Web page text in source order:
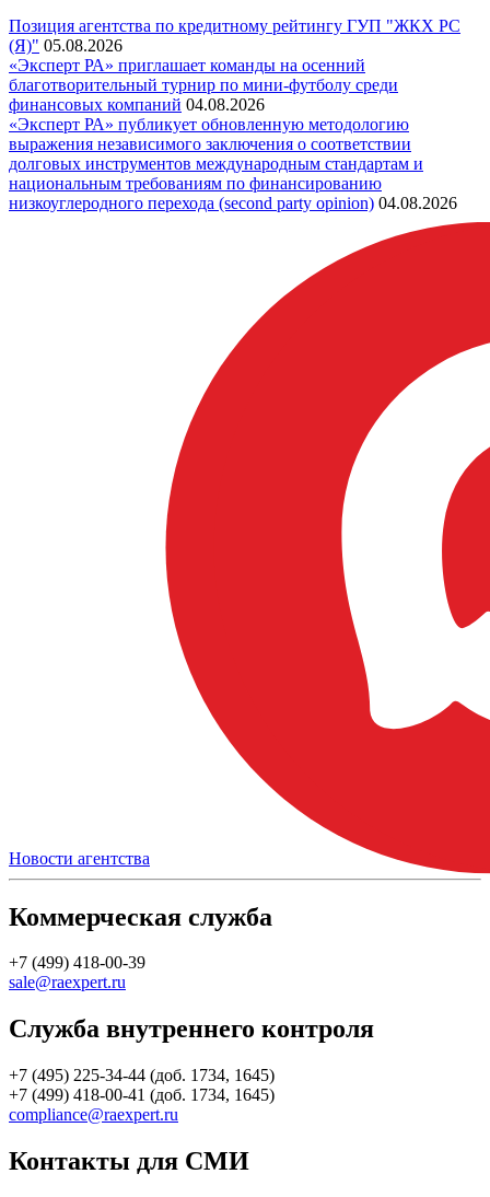
Позиция агентства по кредитному рейтингу ГУП "ЖКХ РС
(Я)" 05.08.2026
«Эксперт РА» приглашает команды на осенний
благотворительный турнир по мини-футболу среди
финансовых компаний 04.08.2026
«Эксперт РА» публикует обновленную методологию
выражения независимого заключения о соответствии
долговых инструментов международным стандартам и
национальным требованиям по финансированию
низкоуглеродного перехода (second party opinion) 04.08.2026
Новости агентства
Коммерческая служба
+7 (499) 418-00-39
sale@raexpert.ru
Служба внутреннего контроля
+7 (495) 225-34-44 (доб. 1734, 1645)
+7 (499) 418-00-41 (доб. 1734, 1645)
compliance@raexpert.ru
Контакты для СМИ